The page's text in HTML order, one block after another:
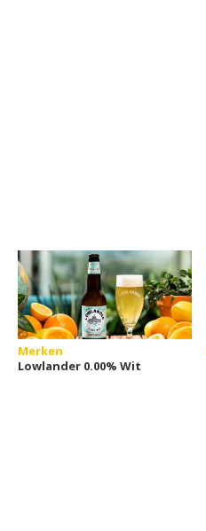
Merken
Lowlander 0.00% Wit